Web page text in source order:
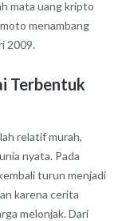
mata uang kripto
menambang
2009.
Terbentuk
relatif murah,
nyata. Pada
turun menjadi
karena cerita
melonjak. Dari